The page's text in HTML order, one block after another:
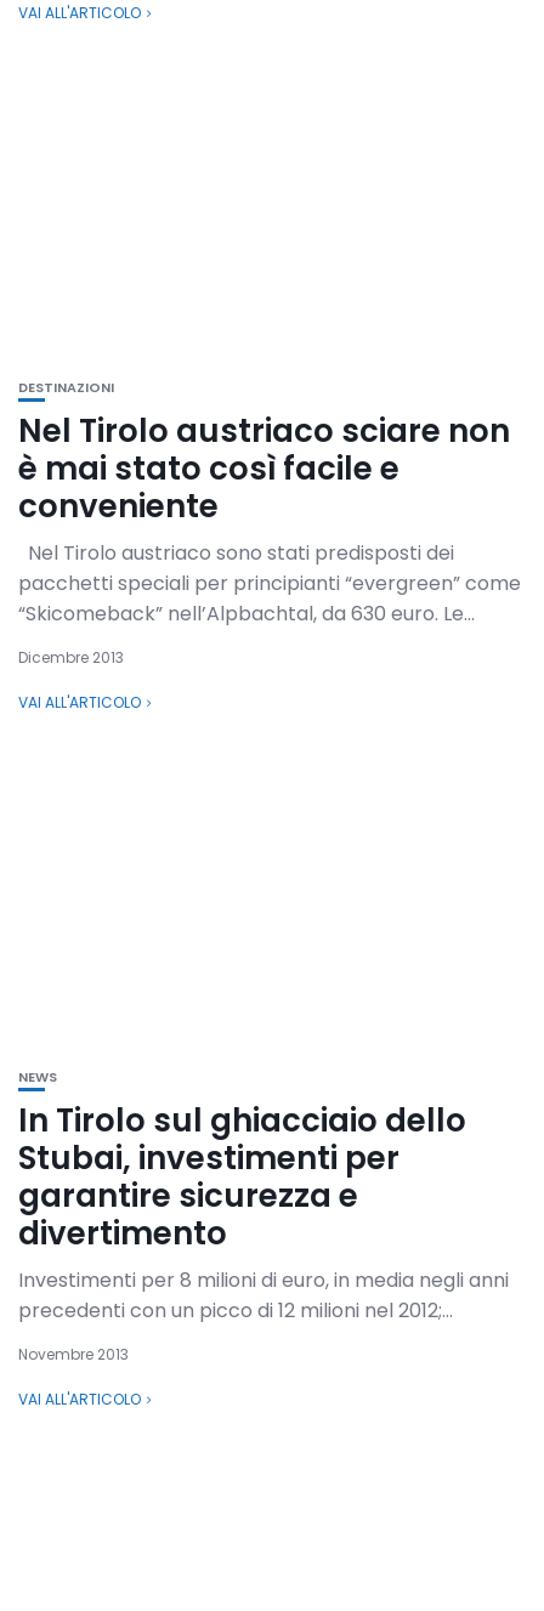
VAI ALL'ARTICOLO
DESTINAZIONI
Nel Tirolo austriaco sciare non
è mai stato così facile e
conveniente
Nel Tirolo austriaco sono stati predisposti dei
pacchetti speciali per principianti “evergreen” come
“Skicomeback” nell’Alpbachtal, da 630 euro. Le...
Dicembre 2013
VAI ALL'ARTICOLO
NEWS
In Tirolo sul ghiacciaio dello
Stubai, investimenti per
garantire sicurezza e
divertimento
Investimenti per 8 milioni di euro, in media negli anni
precedenti con un picco di 12 milioni nel 2012;...
Novembre 2013
VAI ALL'ARTICOLO